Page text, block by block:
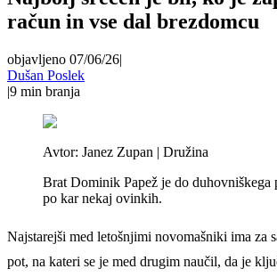
račun in vse dal brezdomcu
objavljeno 07/06/26|
Dušan Poslek
|9 min branja
Avtor: Janez Zupan | Družina
Brat Dominik Papež je do duhovniškega
po kar nekaj ovinkih.
Najstarejši med letošnjimi novomašniki ima za
pot, na kateri se je med drugim naučil, da je